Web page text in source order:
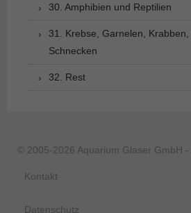
30. Amphibien und Reptilien
31. Krebse, Garnelen,
Schnecken
32. Rest
© 2005-2026 Aquarium Glaser GmbH -
Kontakt
Datenschutz